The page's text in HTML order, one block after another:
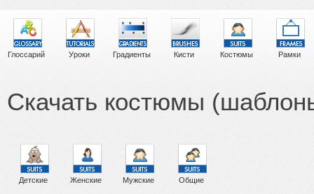
Глоссарий Уроки Градиенты Кисти Костюмы Рамки
Скачать костюмы
Детские Женские Мужские Общие